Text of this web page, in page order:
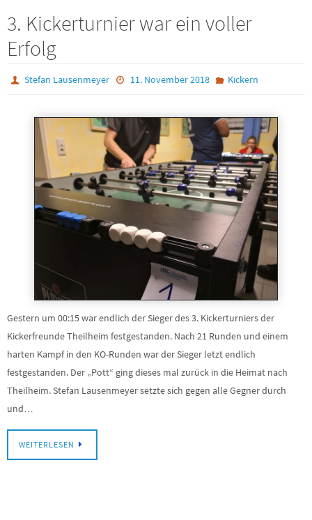
3. Kickerturnier war ein voller
Erfolg
Stefan Lausenmeyer 11. November 2018 Kickern
Gestern um 00:15 war endlich der Sieger des 3. Kickerturniers der
Kickerfreunde Theilheim festgestanden. Nach 21 Runden und einem
harten Kampf in den KO-Runden war der Sieger letzt endlich
festgestanden. Der „Pott“ ging dieses mal zurück in die Heimat nach
Theilheim. Stefan Lausenmeyer setzte sich gegen alle Gegner durch
und…
WEITERLESEN